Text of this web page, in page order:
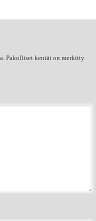
Pakolliset kentät on merkitty